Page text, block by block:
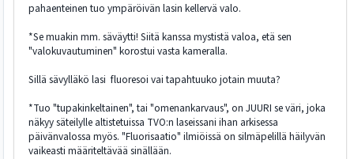
pahaenteinen tuo ympäröivän lasin kellervä valo.
*Se muakin mm. säväytti! Siitä kanssa mystistä valoa, etä sen
"valokuvautuminen" korostui vasta kameralla.
Sillä sävylläkö lasi fluoresoi vai tapahtuuko jotain muuta?
*Tuo "tupakinkeltainen", tai "omenankarvaus", on JUURI se väri, joka
näkyy säteilylle altistetuissa TVO:n laseissani ihan arkisessa
päivänvalossa myös. "Fluorisaatio" ilmiöissä on silmäpelillä häilyvän
vaikeasti määriteltävää sinällään.